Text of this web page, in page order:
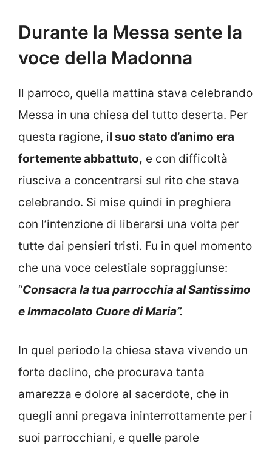
Durante la Messa sente la
voce della Madonna
Il parroco, quella mattina stava celebrando
Messa in una chiesa del tutto deserta. Per
questa ragione, il suo stato d’animo era
fortemente abbattuto, e con difficoltà
riusciva a concentrarsi sul rito che stava
celebrando. Si mise quindi in preghiera
con l’intenzione di liberarsi una volta per
tutte dai pensieri tristi. Fu in quel momento
che una voce celestiale sopraggiunse:
“Consacra la tua parrocchia al Santissimo
e Immacolato Cuore di Maria”.
In quel periodo la chiesa stava vivendo un
forte declino, che procurava tanta
amarezza e dolore al sacerdote, che in
quegli anni pregava ininterrottamente per i
suoi parrocchiani, e quelle parole